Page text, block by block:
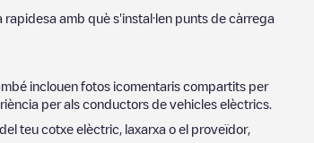
amb què s'instal·len punts de càrrega
inclouen fotos icomentaris compartits per
per als conductors de vehicles elèctrics.
teu cotxe elèctric, laxarxa o el proveïdor,